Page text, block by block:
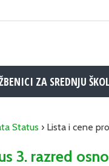
ZA SREDNJU
Status › Lista i cene
3. razred